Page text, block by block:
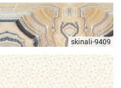
skinali-9409